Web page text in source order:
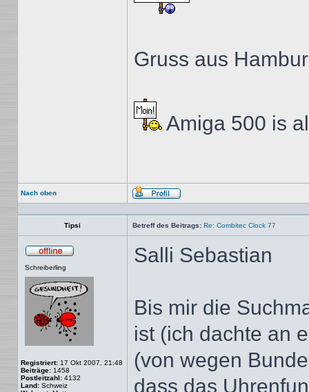
Gruss aus
Amiga 500 is
Nach oben
Profil
Tipsi Betreff des Beitrags: Re: Combitec Clock 77
Schreiberling
Registriert: 17 Okt 2007, 21:48
Beiträge: 1458
Postleitzahl: 4132
Land: Schweiz
Salli Sebastian
Bis mir die
ist (ich dachte an
(von wegen
dass das